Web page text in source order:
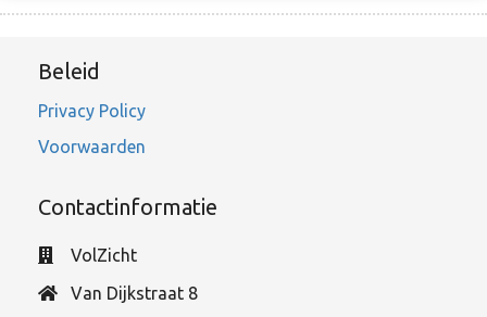
Beleid
Privacy Policy
Voorwaarden
Contactinformatie
VolZicht
Van Dijkstraat 8